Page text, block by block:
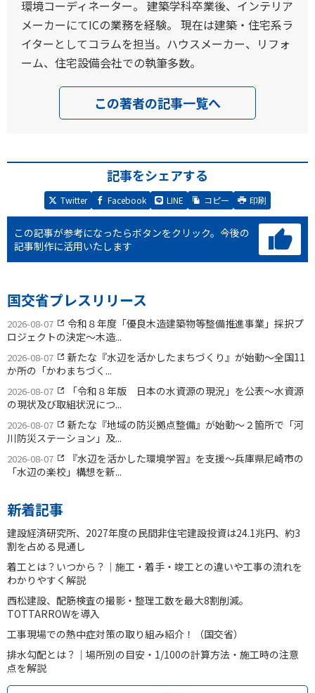
環境コーディネーター。 建築学科卒業後、インテリア
メーカーにてICの業務を経験。 現在は建築・住宅系ラ
イターとしてコラムを担当。ハウスメーカー、リフォ
ーム、住宅設備会社での執筆多数。
この著者の記事一覧へ
記事をシェアする
Twitter Facebook LINE コピー 印刷
この記事が参考になったらボタンをクリック。 今後の
記事制作に活用いたします
国交省プレスリリース
2026-08-07
令和８年度「優良木造建築物等整備推進事業」採択プ
ロジェクトの決定〜木造...
2026-08-07
新たな『水辺を活かしたまちづくり』が始動〜全国11
か所の「かわまちづく...
2026-08-07
「令和８年版 日本の水資源の現況」を公表〜水資源
の現状及び取組状況につ...
2026-08-07
新たな『地域の防災拠点整備』が始動〜２箇所で「河
川防災ステーション」及...
2026-08-07
『水辺を活かした環境学習』を支援〜兵庫県尼崎市の
「水辺の楽校」構想を新...
新着記事
建設経済研究所、2027年度の民間非住宅建設投資は24.1兆円、約3
割を占める見通し
着工とは？いつから？｜施工・着手・竣工との違いや工事の流れを
わかりやすく解説
西松建設、配筋検査の撮影・整理工数を最大8割削減。
TOTTARROWを導入
工事現場での熱中症対策の取り組み紹介！（国交省）
排水勾配とは？｜場所別の目安・1/100の計算方法・施工時の注意
点を解説